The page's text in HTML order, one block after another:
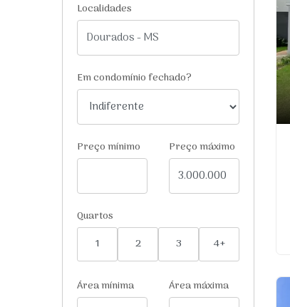
Localidades
Em condomínio fechado?
Preço mínimo Preço máximo
Quartos
1
2 3 4+
Área mínima Área máxima